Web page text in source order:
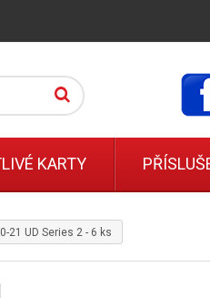
21 UD Series 2 - 6 ks
KARTY